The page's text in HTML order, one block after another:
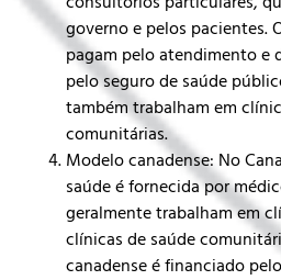
governo e pelos pacientes.
pagam pelo atendimento e
pelo seguro de saúde
também trabalham em
comunitárias.
Modelo canadense: No
saúde é fornecida por
geralmente trabalham em
clínicas de saúde
canadense é financiado